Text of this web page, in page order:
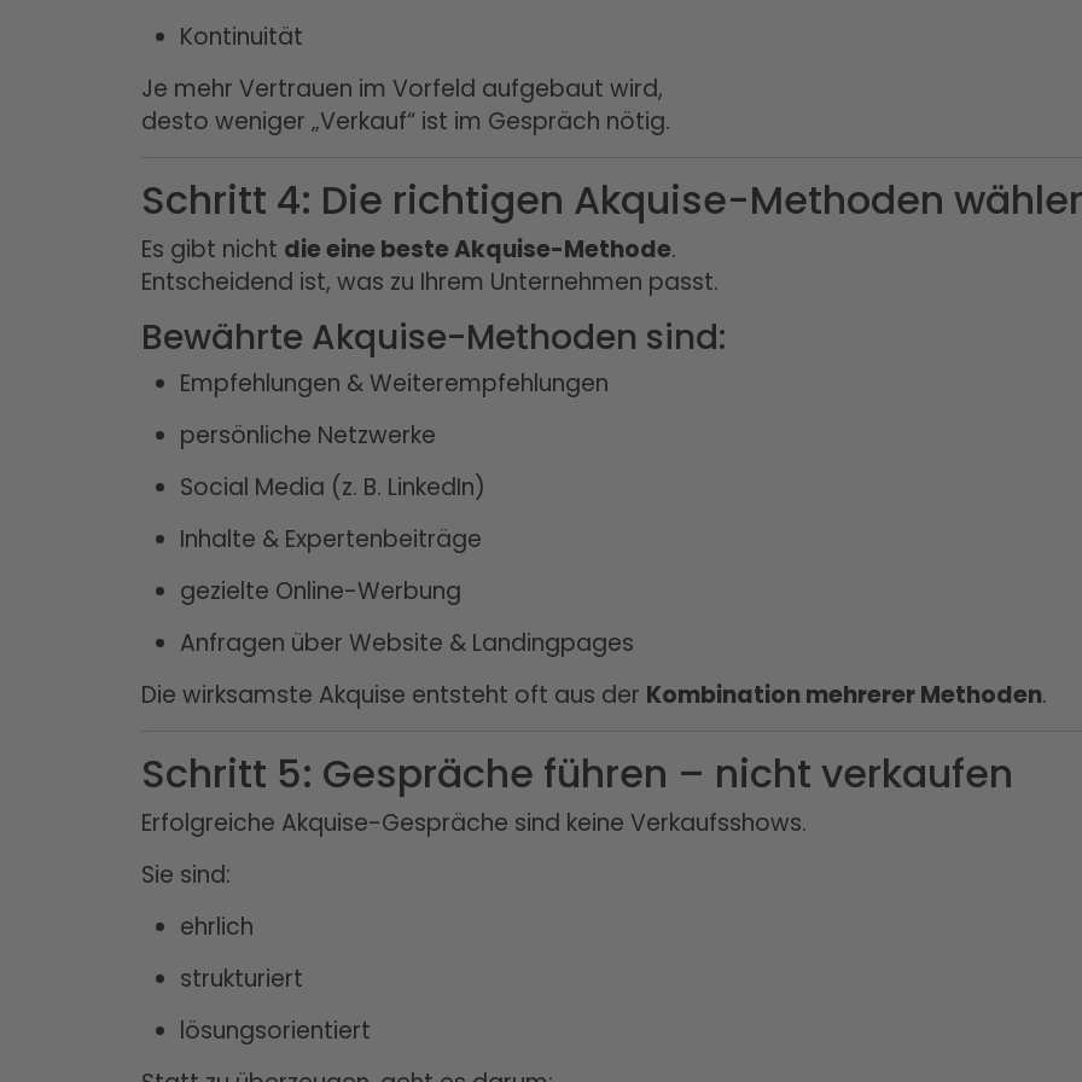
Kontinuität
Je mehr Vertrauen im Vorfeld aufgebaut wird,
desto weniger „Verkauf“ ist im Gespräch nötig.
Schritt 4: Die richtigen Akquise-Methoden
Es gibt nicht die eine beste Akquise-Methode.
Entscheidend ist, was zu Ihrem Unternehmen passt.
Bewährte Akquise-Methoden sind:
Empfehlungen & Weiterempfehlungen
persönliche Netzwerke
Social Media (z. B. LinkedIn)
Inhalte & Expertenbeiträge
gezielte Online-Werbung
Anfragen über Website & Landingpages
Die wirksamste Akquise entsteht oft aus der Kombination mehrerer Methoden.
Schritt 5: Gespräche führen – nicht verkaufen
Erfolgreiche Akquise-Gespräche sind keine Verkaufsshows.
Sie sind:
ehrlich
strukturiert
lösungsorientiert